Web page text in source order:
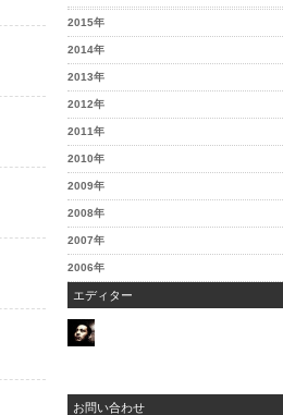
2015年
2014年
2013年
2012年
2011年
2010年
2009年
2008年
2007年
2006年
エディター
お問い合わせ